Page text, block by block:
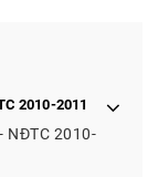
2010-2011
NĐTC 2010-